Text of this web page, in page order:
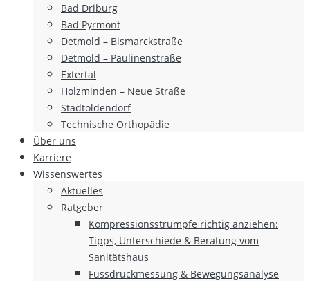
Bad Driburg
Bad Pyrmont
Detmold – Bismarckstraße
Detmold – Paulinenstraße
Extertal
Holzminden – Neue Straße
Stadtoldendorf
Technische Orthopädie
Über uns
Karriere
Wissenswertes
Aktuelles
Ratgeber
Kompressionsstrümpfe richtig anziehen:
Tipps, Unterschiede & Beratung vom
Sanitätshaus
Fussdruckmessung & Bewegungsanalyse